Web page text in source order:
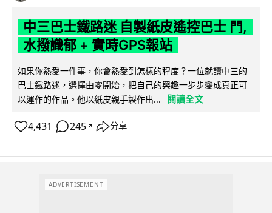
中三巴士鐵路迷 自製紙皮遙控巴士 門,
水撥識郁 + 實時GPS報站
如果你熱愛一件事，你會熱愛到怎樣的程度？一位就讀中三的
巴士鐵路迷，選擇由零開始，把自己的興趣一步步變成真正可
以運作的作品。他以紙皮親手製作出...
閱讀全文
4,431 245 ↗ 分享
ADVERTISEMENT